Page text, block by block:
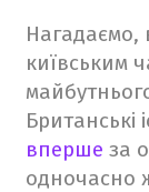
Нагадаємо,
київським
вперше за
одночасно